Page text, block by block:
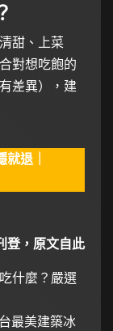
甜、上菜
對想吃飽的
差異），建
退｜
登， 原文自此
什麼？嚴選
最美建築冰